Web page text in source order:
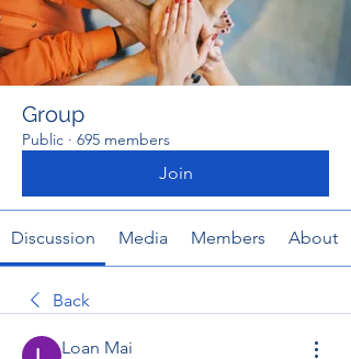
Group
Public · 695 members
Join
Discussion Media Members About
Back
Loan Mai